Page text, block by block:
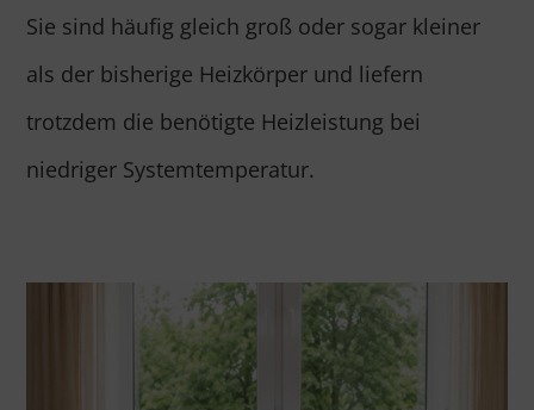
Sie sind häufig gleich groß oder sogar kleiner
als der bisherige Heizkörper und liefern
trotzdem die benötigte Heizleistung bei
niedriger Systemtemperatur.